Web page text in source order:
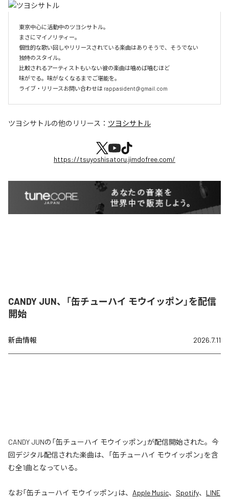
東京中心に活動中のツヨシサトル。
まさにマイノリティー。
個性的な歌い回しやリリースされている楽曲はありそうで、そうでない
独特のスタイル。
比較されるアーティストもいない彼の楽曲は噛めば噛むほど
味がでる。味がなくなるまでご堪能を。
ライブ・リリースお問い合わせは rappasident@gmail.com
ツヨシサトルの他のリリース： ツヨシサトル
https://tsuyoshisatoru.jimdofree.com/
CANDY JUN、「缶チューハイ モウイッポン」を配信
開始
新曲情報 2026.7.11
CANDY JUNの「缶チューハイ モウイッポン」が配信開始された。今
回デジタル配信された楽曲は、「缶チューハイ モウイッポン」を含
む全1曲となっている。
なお「缶チューハイ モウイッポン 」は、 Apple Music、 Spotify、 LINE